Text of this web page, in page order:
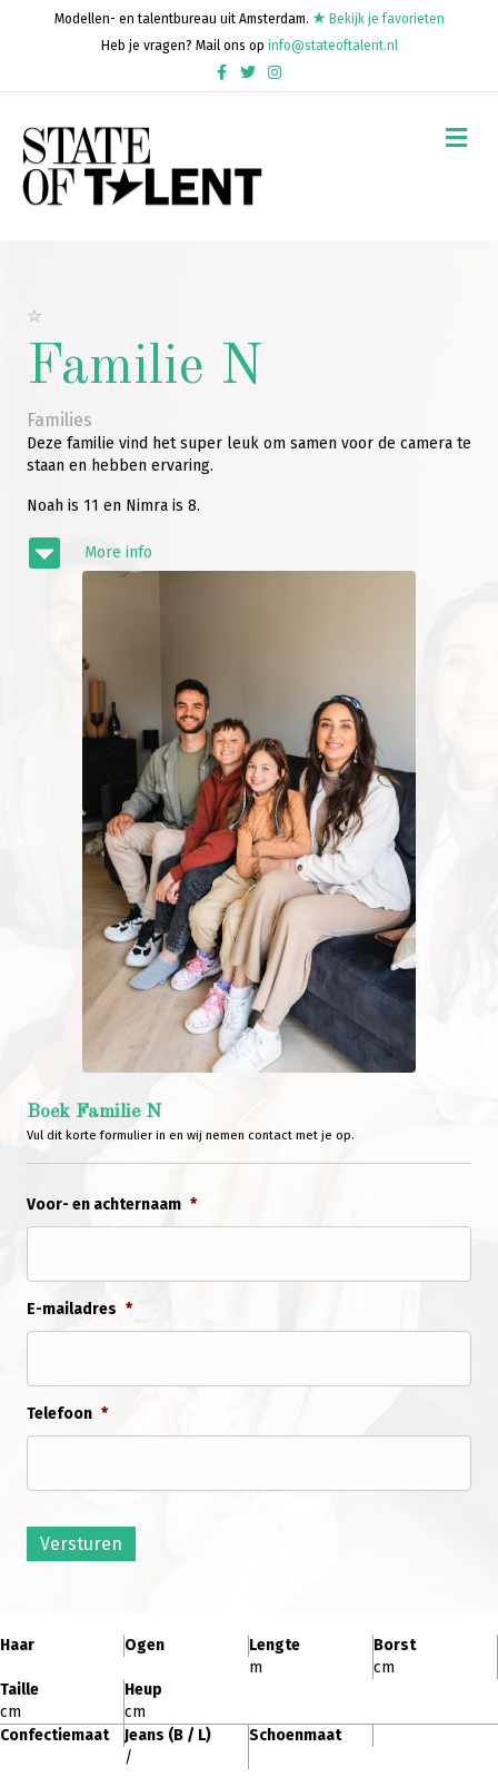
Modellen- en talentbureau uit Amsterdam.
Bekijk je favorieten
Heb je vragen? Mail ons op info@stateoftalent.nl
FacebookTwitterInstagram
Familie N
Families
Deze familie vind het super leuk om samen voor de camera te
staan en hebben ervaring.
Noah is 11 en Nimra is 8.
More info
Boek Familie N
Vul dit korte formulier in en wij nemen contact met je op.
Voor- en achternaam *
E-mailadres *
Telefoon *
Versturen
Haar Ogen
Lengte
m
Borst
cm
Taille
cm
Heup
cm
Confectiemaat
Jeans (B / L)
/
Schoenmaat